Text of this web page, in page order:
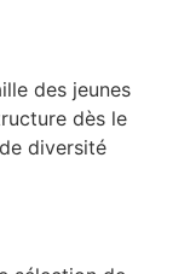
des jeunes
dès le
diversité